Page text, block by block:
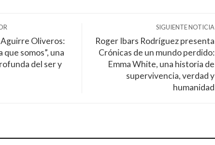
Oliveros:
que somos”, una
del ser y
SIGUIENTE NOTICIA
Roger Ibars Rodríguez presenta
Crónicas de un mundo perdido:
Emma White, una historia de
supervivencia, verdad y
humanidad